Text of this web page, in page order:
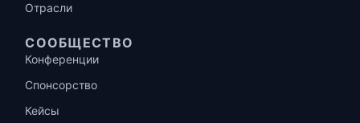
Отрасли
СООБЩЕСТВО
Конференции
Спонсорство
Кейсы